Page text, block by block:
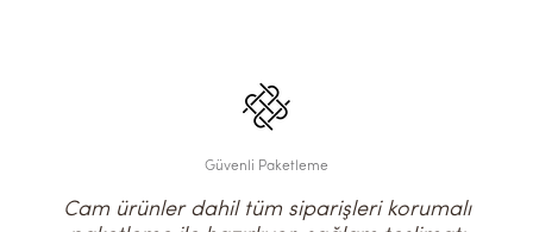
Güvenli Paketleme
Cam ürünler dahil tüm siparişleri korumalı